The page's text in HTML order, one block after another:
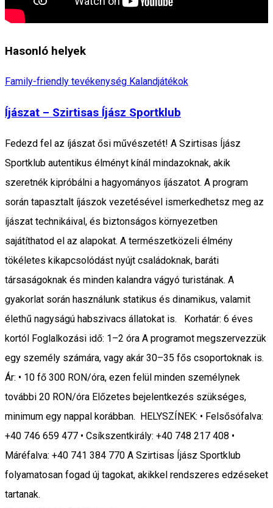
Hasonló helyek
Family-friendly tevékenység Kalandjátékok
Íjászat – Szirtisas Íjász Sportklub
Fedezd fel az íjászat ősi művészetét! A Szirtisas Íjász
Sportklub autentikus élményt kínál mindazoknak, akik
szeretnék kipróbálni a hagyományos íjászatot. A program
során tapasztalt íjászok vezetésével ismerkedhetsz meg az
íjászat technikáival, és biztonságos környezetben
sajátíthatod el az alapokat. A természetközeli élmény
tökéletes kikapcsolódást nyújt családoknak, baráti
társaságoknak és minden kalandra vágyó turistának. A
gyakorlat során használunk statikus és dinamikus, valamit
élethű nagyságú habszivacs állatokat is. Korhatár: 6 éves
kortól Foglalkozási idő: 1–2 óra A programot megszervezzük
egy személy számára, vagy akár 30–35 fős csoportoknak is.
Ár: • 10 fő 300 RON/óra, ezen felül minden személynek
további 20 RON/óra Előzetes bejelentkezés szükséges,
minimum egy nappal korábban. HELYSZÍNEK: • Felsősófalva:
+40 746 659 477 • Csíkszentkirály: +40 748 217 408 •
Máréfalva: +40 741 384 770 A Szirtisas Íjász Sportklub
folyamatosan fogad új tagokat, akikkel rendszeres edzéseket
tartanak.